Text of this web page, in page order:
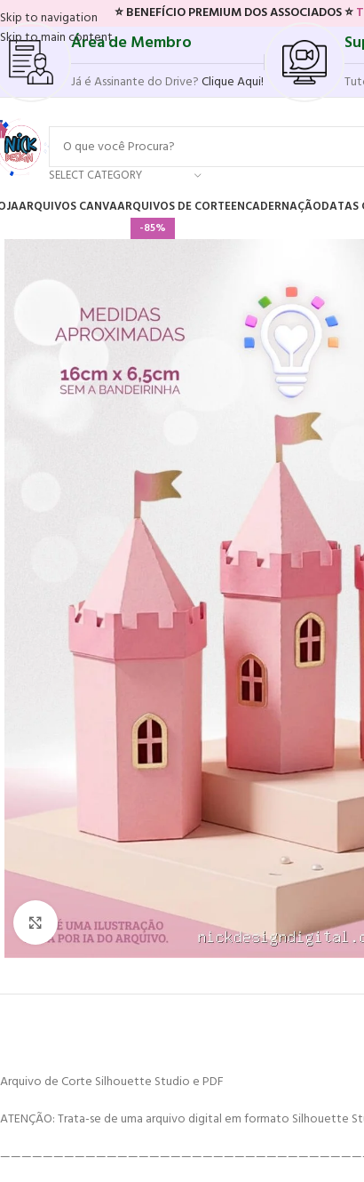
Skip to navigation
Skip to main content
⭐ BENEFÍCIO PREMIUM DOS ASSOCIADOS ⭐Tenha acesso
Área de Membro
Já é Assinante do Drive?Clique Aqui!
SELECT CATEGORY
ARQUIVOS CANVAARQUIVOS DE CORTEENCADERNAÇÃODATAS
-85%
Click to enlarge
Arquivo de Corte Silhouette Studio e PDF
ATENÇÃO: Trata-se de uma arquivo digital em formato Silhouette